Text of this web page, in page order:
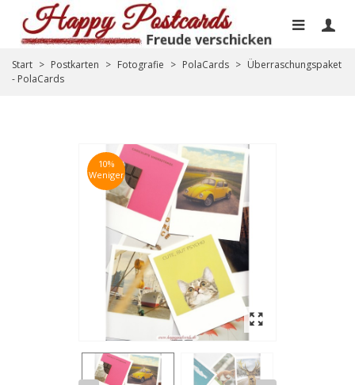
Start > Postkarten > Fotografie > PolaCards > Überraschungspaket
- PolaCards
10%
Weniger